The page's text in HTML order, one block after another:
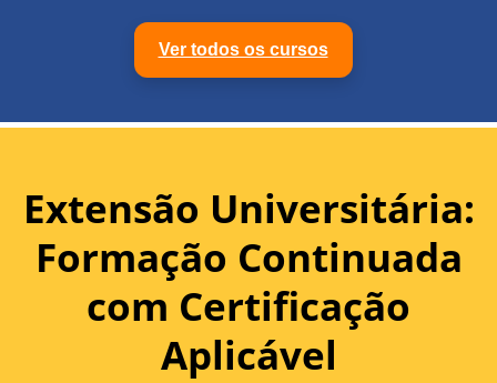
Ver todos os cursos
Extensão Universitária:
Formação Continuada
com Certificação
Aplicável